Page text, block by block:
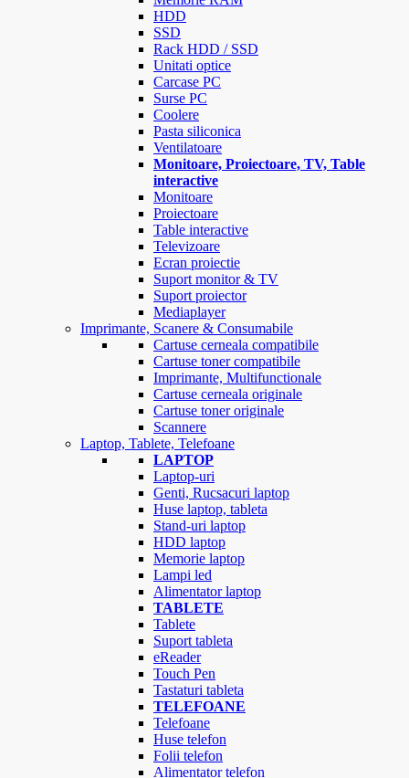
HDD
SSD
Rack HDD / SSD
Unitati optice
Carcase PC
Surse PC
Coolere
Pasta siliconica
Ventilatoare
Monitoare, Proiectoare, TV, Table
interactive
Monitoare
Proiectoare
Table interactive
Televizoare
Ecran proiectie
Suport monitor & TV
Suport proiector
Mediaplayer
Imprimante, Scanere & Consumabile
Cartuse cerneala compatibile
Cartuse toner compatibile
Imprimante, Multifunctionale
Cartuse cerneala originale
Cartuse toner originale
Scannere
Laptop, Tablete, Telefoane
LAPTOP
Laptop-uri
Genti, Rucsacuri laptop
Huse laptop, tableta
Stand-uri laptop
HDD laptop
Memorie laptop
Lampi led
Alimentator laptop
TABLETE
Tablete
Suport tableta
eReader
Touch Pen
Tastaturi tableta
TELEFOANE
Telefoane
Huse telefon
Folii telefon
Alimentator telefon